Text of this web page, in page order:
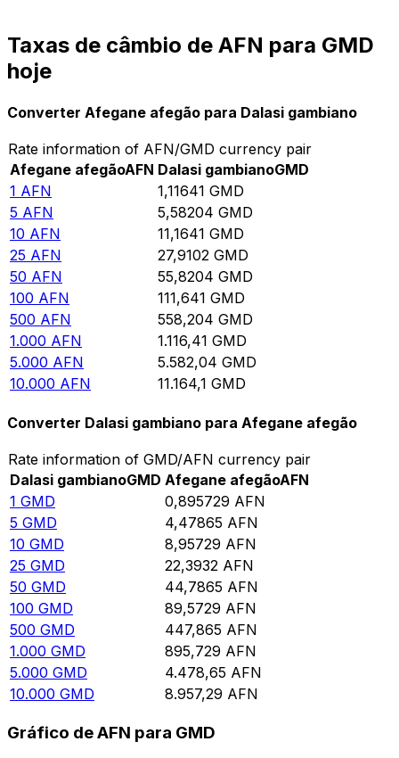
Taxas de câmbio de AFN para GMD
hoje
Converter Afegane afegão para Dalasi gambiano
Rate information of AFN/GMD currency pair
Afegane afegãoAFN Dalasi gambianoGMD
1 AFN 1,11641 GMD
5 AFN 5,58204 GMD
10 AFN 11,1641 GMD
25 AFN 27,9102 GMD
50 AFN 55,8204 GMD
100 AFN 111,641 GMD
500 AFN 558,204 GMD
1.000 AFN 1.116,41 GMD
5.000 AFN 5.582,04 GMD
10.000 AFN 11.164,1 GMD
Converter Dalasi gambiano para Afegane afegão
Rate information of GMD/AFN currency pair
Dalasi gambianoGMD Afegane afegãoAFN
1 GMD 0,895729 AFN
5 GMD 4,47865 AFN
10 GMD 8,95729 AFN
25 GMD 22,3932 AFN
50 GMD 44,7865 AFN
100 GMD 89,5729 AFN
500 GMD 447,865 AFN
1.000 GMD 895,729 AFN
5.000 GMD 4.478,65 AFN
10.000 GMD 8.957,29 AFN
Gráfico de AFN para GMD